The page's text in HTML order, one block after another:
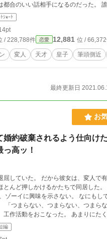
都合のいい話相手になるのだった。
ち向かうミリアの味方はいるのか、いない
筆頭側近なのだから、なんと
なさいよ！ と。
ｼｮｰﾄ
/ 228,788件 恋愛 12,881 位 /
変人 天才 皇子 筆頭側近
最終更新日
お
婚約破棄されるよう仕向け
高ッ！
、変人で有名なヴィクター卿と無
とんど押しかけるかたちで同居した
工作活動をおこなった。 あまりにた
らないが、ある日、ヴィクター卿が彼女
いけ、婚約破棄だ」 ゾーイは非日常の予感に身を震わ
編